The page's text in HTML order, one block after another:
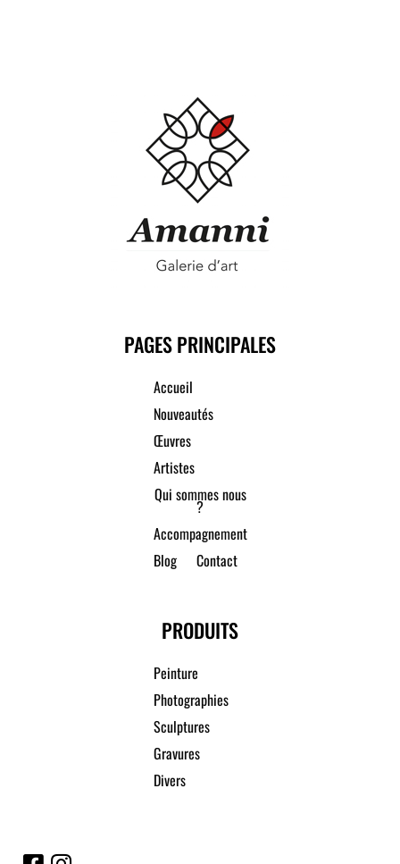
PAGES PRINCIPALES
Accueil
Nouveautés
Œuvres
Artistes
Qui sommes nous
?
Accompagnement
Blog
Contact
PRODUITS
Peinture
Photographies
Sculptures
Gravures
Divers